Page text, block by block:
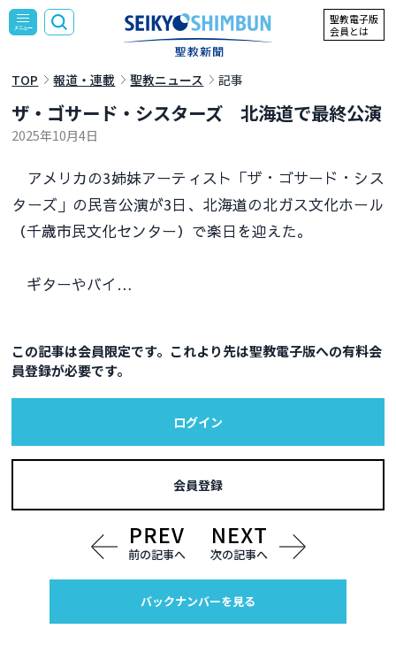
聖教電子版
会員とは
TOP 報道・連載 聖教ニュース 記事
ザ・ゴサード・シスターズ 北海道で最終公演
2025年10月4日
アメリカの3姉妹アーティスト「ザ・ゴサード・シス
ターズ」の民音公演が3日、北海道の北ガス文化ホール
（千歳市民文化センター）で楽日を迎えた。
ギターやバイ…
この記事は会員限定です。これより先は聖教電子版への有料会
員登録が必要です。
ログイン
会員登録
前の記事へ 次の記事へ
バックナンバーを見る